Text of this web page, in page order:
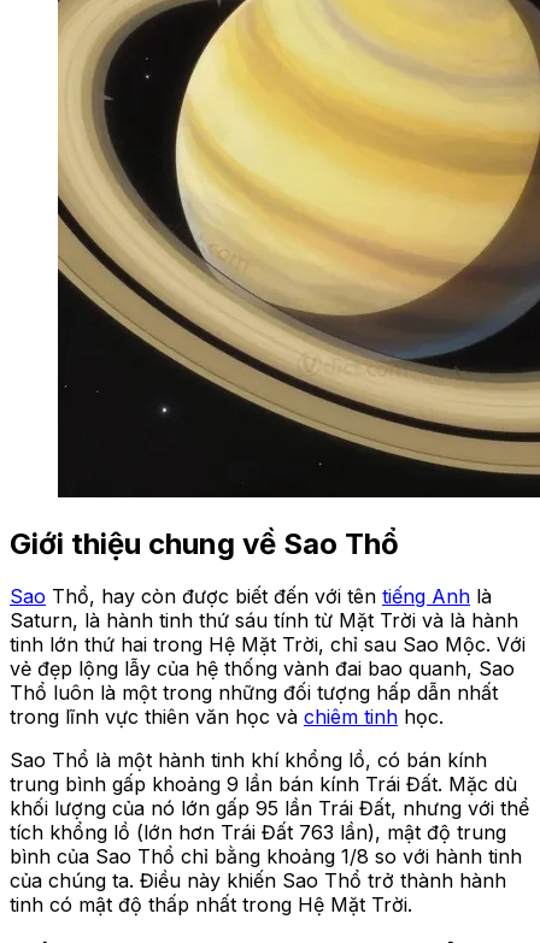
Giới thiệu chung về Sao Thổ
Sao Thổ, hay còn được biết đến với tên tiếng Anh là
Saturn, là hành tinh thứ sáu tính từ Mặt Trời và là hành
tinh lớn thứ hai trong Hệ Mặt Trời, chỉ sau Sao Mộc. Với
vẻ đẹp lộng lẫy của hệ thống vành đai bao quanh, Sao
Thổ luôn là một trong những đối tượng hấp dẫn nhất
trong lĩnh vực thiên văn học và chiêm tinh học.
Sao Thổ là một hành tinh khí khổng lồ, có bán kính
trung bình gấp khoảng 9 lần bán kính Trái Đất. Mặc dù
khối lượng của nó lớn gấp 95 lần Trái Đất, nhưng với thể
tích khổng lồ (lớn hơn Trái Đất 763 lần), mật độ trung
bình của Sao Thổ chỉ bằng khoảng 1/8 so với hành tinh
của chúng ta. Điều này khiến Sao Thổ trở thành hành
tinh có mật độ thấp nhất trong Hệ Mặt Trời.